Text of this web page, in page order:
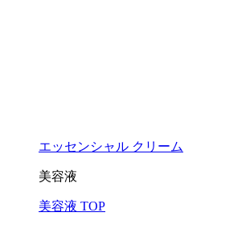
エッセンシャル クリーム
美容液
美容液 TOP